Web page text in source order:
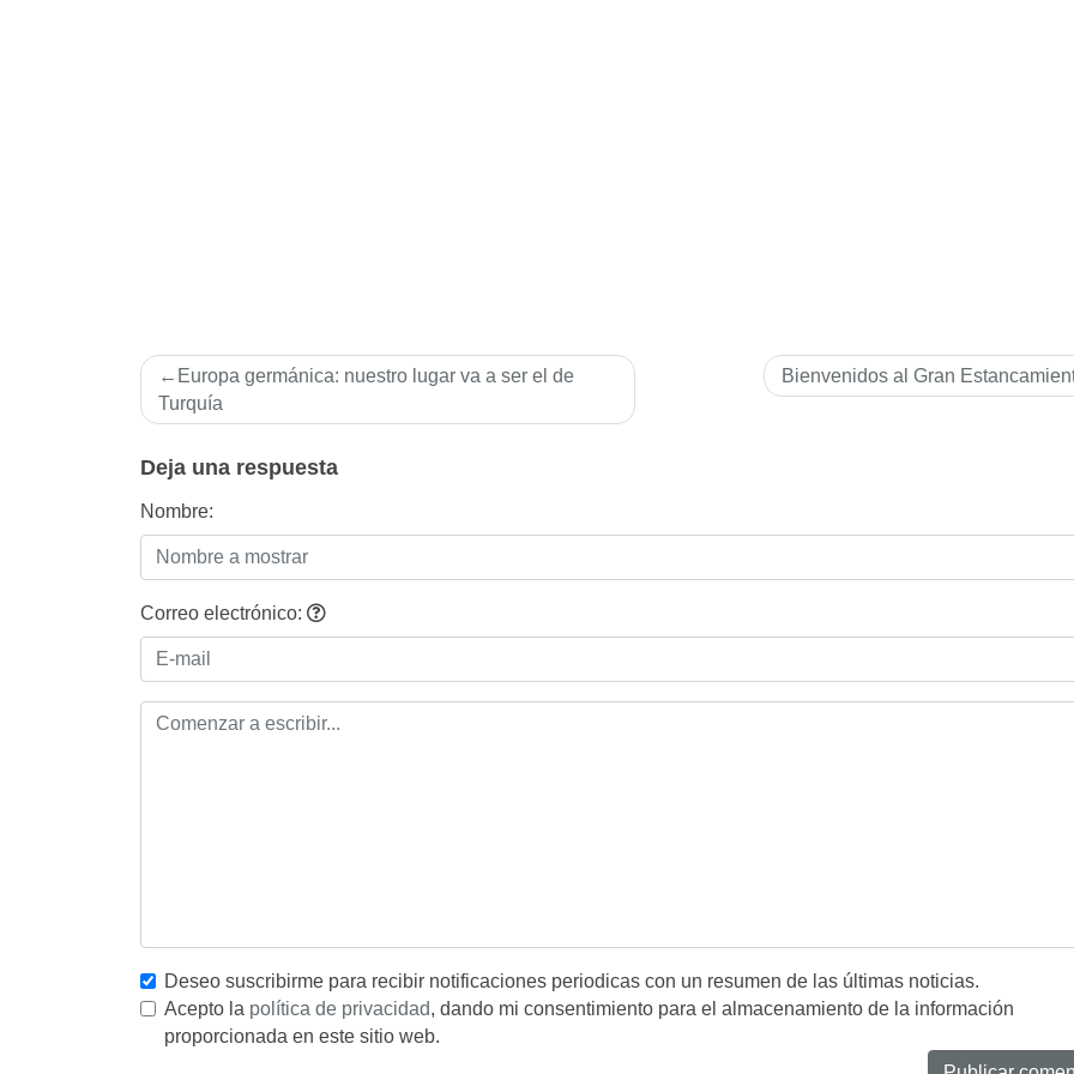
Navegación
de
Europa germánica: nuestro lugar va a ser el de
Turquí­a
Bienvenidos al Gran
Deja una respuesta
Nombre:
Correo electrónico:
Deseo suscribirme para recibir notificaciones periodicas con un resumen de las últimas noticias.
Acepto la política de privacidad, dando mi consentimiento para el almacenamiento de la información
proporcionada en este sitio web.